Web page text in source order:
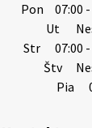
Pon
07:00
Ut
Str
07:00
Štv
Pia